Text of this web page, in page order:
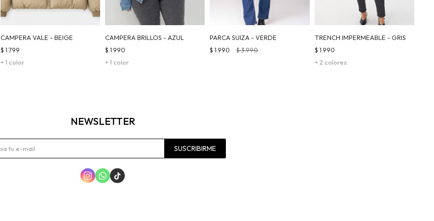
CAMPERA VALE - BEIGE
+ 1 color
$ 1.799
CAMPERA BRILLOS - AZUL
+ 1 color
$ 1.990
PARCA SUIZA - VERDE
$ 1.990 $3.990
TRENCH IMPERMEABLE - GRIS
+ 2 colores
$ 1.990
NEWSLETTER
SUSCRIBIRME
  